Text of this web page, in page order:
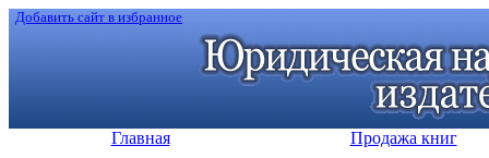
Добавить сайт в избранное
Главная
Продажа книг